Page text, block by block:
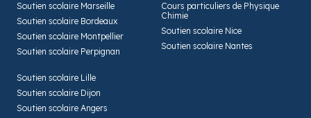
Soutien scolaire Marseille
Soutien scolaire Bordeaux
Soutien scolaire Montpellier
Soutien scolaire Perpignan
Cours particuliers de Physique
Chimie
Soutien scolaire Nice
Soutien scolaire Nantes
Soutien scolaire Lille
Soutien scolaire Dijon
Soutien scolaire Angers